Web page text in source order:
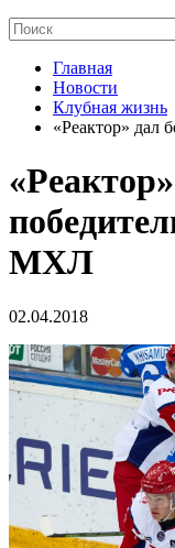
Главная
Новости
Клубная жизнь
«Реактор» дал
МХЛ
02.04.2018